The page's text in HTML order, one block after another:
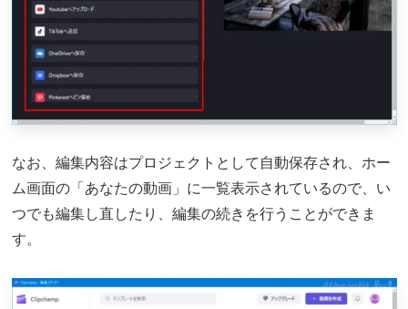
なお、編集内容はプロジェクトとして自動保存され、ホー
ム画面の「あなたの動画」に一覧表示されているので、い
つでも編集し直したり、編集の続きを行うことができま
す。